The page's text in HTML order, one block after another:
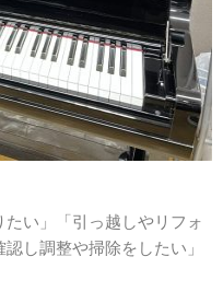
たい」「引っ越しやリフォ
し調整や掃除をしたい」